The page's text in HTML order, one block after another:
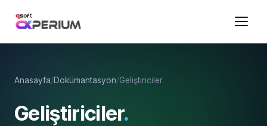
Anasayfa/Dokümantasyon/Geliştiriciler
Geliştiriciler.